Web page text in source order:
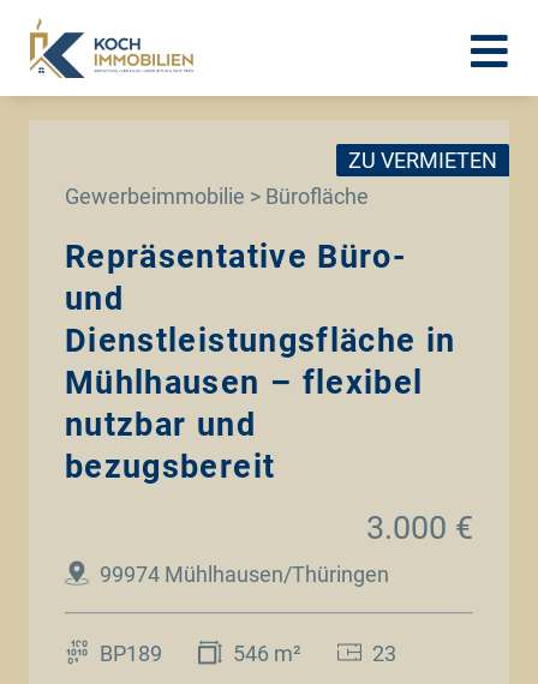
Gewerbeimmobilie > Bürofläche
ZU VERMIETEN
Repräsentative Büro-
und
Dienstleistungsfläche in
Mühlhausen – flexibel
nutzbar und
bezugsbereit
99974 Mühlhausen/Thüringen
3.000 €
BP189 546 m² 23